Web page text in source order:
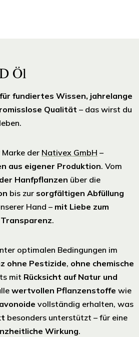
Öl
fundiertes Wissen, jahrelange
Qualität – das wirst du
Marke der Nativex GmbH –
aus eigener Produktion. Vom
Hanfpflanzen über die
bis zur sorgfältigen Abfüllung
Hand – mit Liebe zum
.
optimalen Bedingungen im
ohne Pestizide, ohne chemische
mit Rücksicht auf Natur und
wertvollen Pflanzenstoffe wie
vollständig erhalten, was
besonders unterstützt – für eine
Wirkung.